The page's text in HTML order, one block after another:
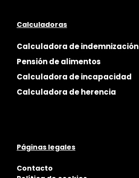
Calculadoras
Calculadora de indemnización
Pensión de alimentos
Calculadora de incapacidad
Calculadora de herencia
Páginas legales
Contacto